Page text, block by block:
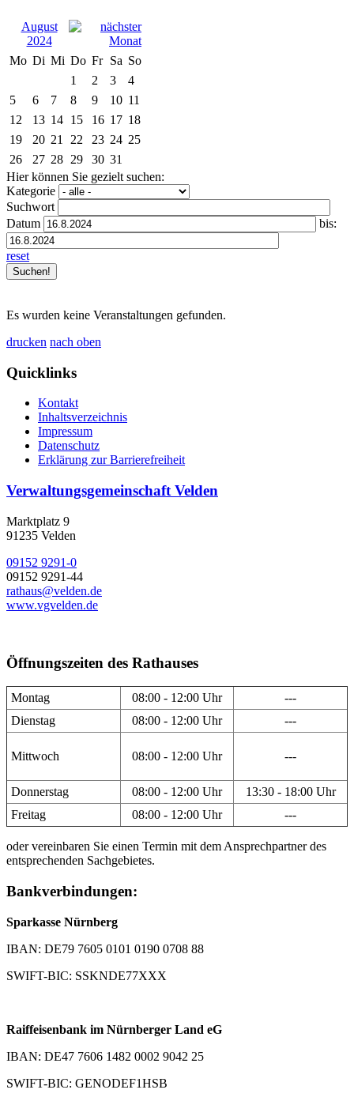
August
2024
Mo Di Mi Do Fr Sa So
1
2 3
4
5
6 7 8 9 10 11
12
13 14 15 16 17 18
19
20 21 22 23 24 25
26
27 28 29 30 31
Hier können Sie gezielt suchen:
Kategorie
Suchwort
Datum
bis:
reset
Es wurden keine Veranstaltungen gefunden.
drucken nach oben
Quicklinks
Kontakt
Inhaltsverzeichnis
Impressum
Datenschutz
Erklärung zur Barrierefreiheit
Verwaltungsgemeinschaft Velden
Marktplatz 9
91235 Velden
09152 9291-0
09152 9291-44
rathaus@velden.de
www.vgvelden.de
Öffnungszeiten des Rathauses
Montag 08:00 - 12:00 Uhr
---
Dienstag
08:00 - 12:00 Uhr ---
Mittwoch 08:00 - 12:00 Uhr ---
Donnerstag 08:00 - 12:00 Uhr
13:30 - 18:00 Uhr
Freitag
08:00 - 12:00 Uhr ---
oder vereinbaren Sie einen Termin mit dem Ansprechpartner des
entsprechenden Sachgebietes.
Bankverbindungen:
Sparkasse Nürnberg
IBAN: DE79 7605 0101 0190 0708 88
SWIFT-BIC: SSKNDE77XXX
Raiffeisenbank im Nürnberger Land eG
IBAN: DE47 7606 1482 0002 9042 25
SWIFT-BIC: GENODEF1HSB